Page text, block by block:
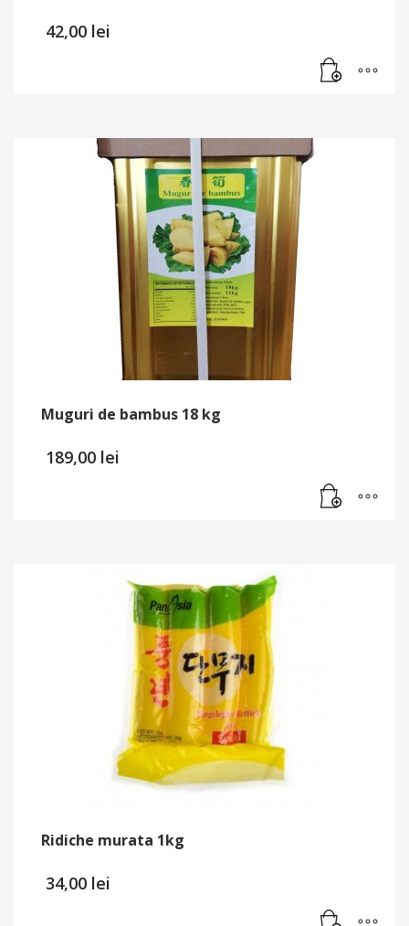
42,00 lei
Muguri de bambus 18 kg
189,00 lei
Ridiche murata 1kg
34,00 lei